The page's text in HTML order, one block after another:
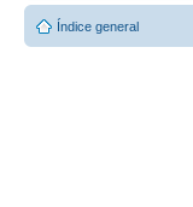
Índice general